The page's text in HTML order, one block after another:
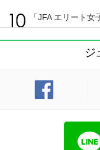
「JFA エリート
ジ